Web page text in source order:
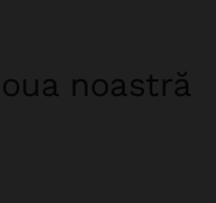
noastră